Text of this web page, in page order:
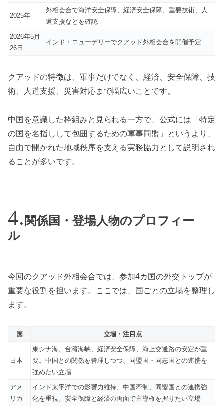
2025年
外相会合で海洋安全保障、経済安全保障、重要技術、人
道支援などを確認
2026年5月
26日
インド・ニューデリーでクアッド外相会合を開催予定
クアッドの特徴は、軍事だけでなく、経済、安全保障、技
術、人道支援、災害対応まで幅広いことです。
中国を意識した枠組みと見られる一方で、公式には「特定
の国を名指しして包囲するための軍事同盟」というより、
自由で開かれた地域秩序を支える実務協力として説明され
ることが多いです。
関係国・登場人物のプロフィー
ル
今回のクアッド外相会合では、参加4カ国の外交トップが
重要な役割を担います。ここでは、国ごとの立場を整理し
ます。
国 立場・注目点
日本
東シナ海、台湾海峡、経済安全保障、海上交通路の安定が重
要。中国との関係を管理しつつ、同盟国・同志国との連携を
強めたい立場
アメ
リカ
インド太平洋での影響力維持、中国牽制、同盟国との連携強
化を重視。安全保障と経済の両面で主導権を握りたい立場